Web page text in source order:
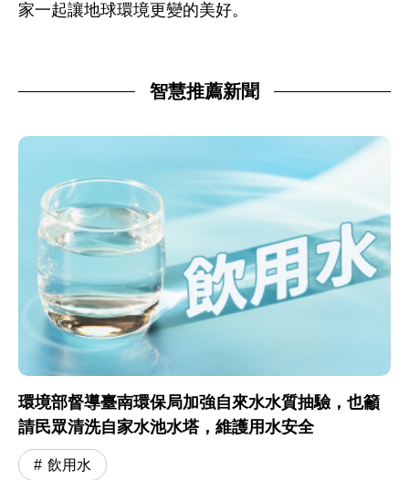
家一起讓地球環境更變的美好。
智慧推薦新聞
環境部督導臺南環保局加強自來水水質抽驗，也籲
請民眾清洗自家水池水塔，維護用水安全
飲用水